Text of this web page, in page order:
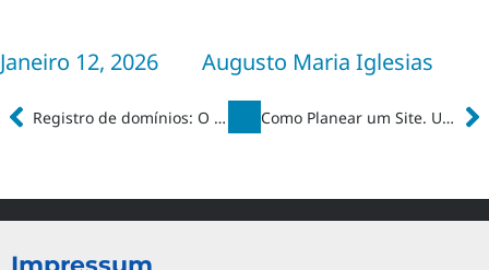
Janeiro 12, 2026 Augusto Maria Iglesias
Registro de domínios: O que é um Domínio Como Planear um Site. Um Guia Prático Baseado em Experiências Reais